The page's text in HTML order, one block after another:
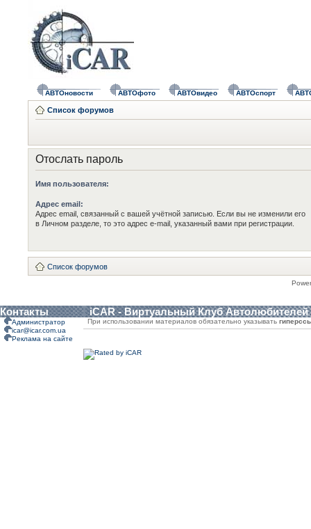
АВТОновости АВТОфото АВТОвидео АВТОспорт
Список форумов
Отослать пароль
Имя пользователя:
Адрес email:
Адрес email, связанный с вашей учётной записью. Если вы не изменили его
в Личном разделе, то это адрес e-mail, указанный вами при регистрации.
Список форумов
Контакты iCAR - Виртуальный Клуб Автолюбителей
Администратор
icar@icar.com.ua
Реклама на сайте
При использовании материалов обязательно указывать